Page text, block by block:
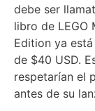
debe ser
libro de LEGO
Edition ya
de $40 USD.
respetarían el
antes de su